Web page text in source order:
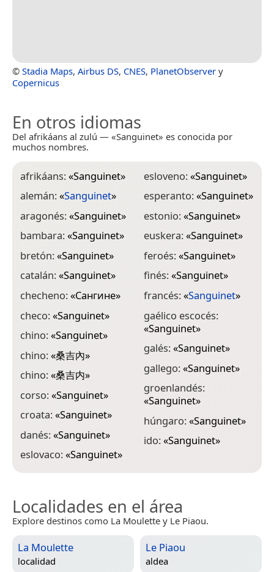
© Stadia Maps, Airbus DS, CNES, PlanetObserver y
Copernicus
En otros idiomas
Del afrikáans al zulú — «Sanguinet» es conocida por
muchos nombres.
afrikáans:«Sanguinet»
alemán:«Sanguinet»
aragonés:«Sanguinet»
bambara:«Sanguinet»
bretón:«Sanguinet»
catalán:«Sanguinet»
checheno:«Сангине»
checo:«Sanguinet»
chino:«Sanguinet»
chino:«桑吉內»
chino:«桑吉内»
corso:«Sanguinet»
croata:«Sanguinet»
danés:«Sanguinet»
eslovaco:«Sanguinet»
esloveno:«Sanguinet»
esperanto:«Sanguinet»
estonio:«Sanguinet»
euskera:«Sanguinet»
feroés:«Sanguinet»
finés:«Sanguinet»
francés:«Sanguinet»
gaélico escocés:
«Sanguinet»
galés:«Sanguinet»
gallego:«Sanguinet»
groenlandés:
«Sanguinet»
húngaro:«Sanguinet»
ido:«Sanguinet»
Localidades en el área
Explore destinos como La Moulette y Le Piaou.
La Moulette
localidad
Le Piaou
aldea